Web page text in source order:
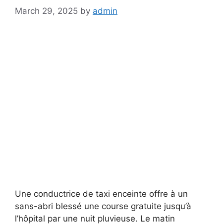
March 29, 2025 by admin
Une conductrice de taxi enceinte offre à un
sans-abri blessé une course gratuite jusqu’à
l’hôpital par une nuit pluvieuse. Le matin